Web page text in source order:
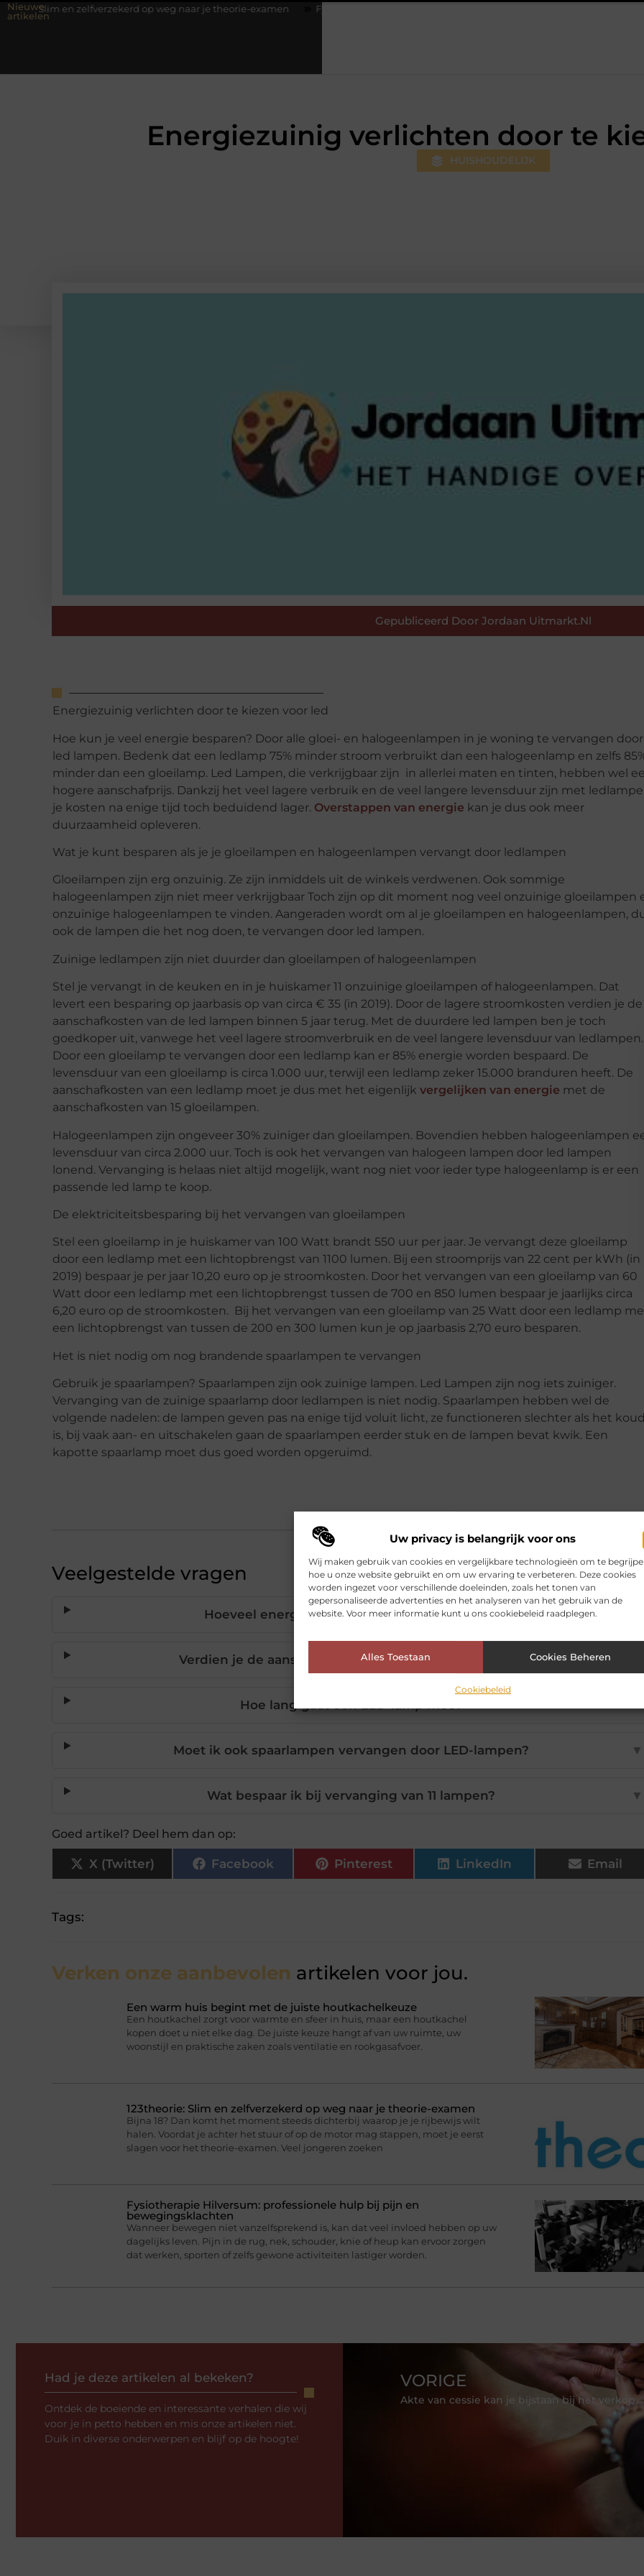
Uw privacy is belangrijk voor ons
Wij maken gebruik van cookies en vergelijkbare technologieën om te
hoe u onze website gebruikt en om uw ervaring te verbeteren. Deze cookies
worden ingezet voor verschillende doeleinden, zoals het tonen van
gepersonaliseerde advertenties en het analyseren van het gebruik van de
website. Voor meer informatie kunt u ons cookiebeleid raadplegen.
Alles Toestaan Cookies Beheren
Cookiebeleid
Nieuwe
artikelen
zelfverzekerd op weg naar je theorie-examen Fysiotherapie Hilversum: professionele hulp bij pijn en bewegingsklachten
Energiezuinig verlichten door te
HUISHOUDELIJK
Gepubliceerd Door Jordaan Uitmarkt.nl
Energiezuinig verlichten door te kiezen voor led
Hoe kun je veel energie besparen? Door alle gloei- en halogeenlampen in je woning te vervangen door
led lampen. Bedenk dat een ledlamp 75% minder stroom verbruikt dan een halogeenlamp en zelfs
minder dan een gloeilamp. Led Lampen, die verkrijgbaar zijn in allerlei maten en tinten, hebben wel
hogere aanschafprijs. Dankzij het veel lagere verbruik en de veel langere levensduur zijn met
je kosten na enige tijd toch beduidend lager. Overstappen van energie kan je dus ook meer
duurzaamheid opleveren.
Wat je kunt besparen als je je gloeilampen en halogeenlampen vervangt door ledlampen
Gloeilampen zijn erg onzuinig. Ze zijn inmiddels uit de winkels verdwenen. Ook sommige
halogeenlampen zijn niet meer verkrijgbaar Toch zijn op dit moment nog veel onzuinige gloeilampen
onzuinige halogeenlampen te vinden. Aangeraden wordt om al je gloeilampen en halogeenlampen,
ook de lampen die het nog doen, te vervangen door led lampen.
Zuinige ledlampen zijn niet duurder dan gloeilampen of halogeenlampen
Stel je vervangt in de keuken en in je huiskamer 11 onzuinige gloeilampen of halogeenlampen. Dat
levert een besparing op jaarbasis op van circa € 35 (in 2019). Door de lagere stroomkosten verdien je de
aanschafkosten van de led lampen binnen 5 jaar terug. Met de duurdere led lampen ben je toch
goedkoper uit, vanwege het veel lagere stroomverbruik en de veel langere levensduur van ledlampen.
Door een gloeilamp te vervangen door een ledlamp kan er 85% energie worden bespaard. De
levensduur van een gloeilamp is circa 1.000 uur, terwijl een ledlamp zeker 15.000 branduren heeft. De
aanschafkosten van een ledlamp moet je dus met het eigenlijk vergelijken van energie met de
aanschafkosten van 15 gloeilampen.
Halogeenlampen zijn ongeveer 30% zuiniger dan gloeilampen. Bovendien hebben halogeenlampen
levensduur van circa 2.000 uur. Toch is ook het vervangen van halogeen lampen door led lampen
lonend. Vervanging is helaas niet altijd mogelijk, want nog niet voor ieder type halogeenlamp is er een
passende led lamp te koop.
De elektriciteitsbesparing bij het vervangen van gloeilampen
Stel een gloeilamp in je huiskamer van 100 Watt brandt 550 uur per jaar. Je vervangt deze gloeilamp
door een ledlamp met een lichtopbrengst van 1100 lumen. Bij een stroomprijs van 22 cent per kWh (in
2019) bespaar je per jaar 10,20 euro op je stroomkosten. Door het vervangen van een gloeilamp van 60
Watt door een ledlamp met een lichtopbrengst tussen de 700 en 850 lumen bespaar je jaarlijks circa
6,20 euro op de stroomkosten. Bij het vervangen van een gloeilamp van 25 Watt door een ledlamp
een lichtopbrengst van tussen de 200 en 300 lumen kun je op jaarbasis 2,70 euro besparen.
Het is niet nodig om nog brandende spaarlampen te vervangen
Gebruik je spaarlampen? Spaarlampen zijn ook zuinige lampen. Led Lampen zijn nog iets zuiniger.
Vervanging van de zuinige spaarlamp door ledlampen is niet nodig. Spaarlampen hebben wel de
volgende nadelen: de lampen geven pas na enige tijd voluit licht, ze functioneren slechter als het koud
is, bij vaak aan- en uitschakelen gaan de spaarlampen eerder stuk en de lampen bevat kwik. Een
kapotte spaarlamp moet dus goed worden opgeruimd.
Veelgestelde vragen
Hoeveel energie bespaar je met LED-lampen?
Verdien je de aanschafkosten van LED-lampen terug?
Hoe lang gaat een LED-lamp mee? ▼
Moet ik ook spaarlampen vervangen door LED-lampen? ▼
Wat bespaar ik bij vervanging van 11 lampen? ▼
Goed artikel? Deel hem dan op:
X (Twitter) Facebook Pinterest LinkedIn Email
Tags:
Verken onze aanbevolen artikelen voor jou.
Een warm huis begint met de juiste houtkachelkeuze
Een houtkachel zorgt voor warmte en sfeer in huis, maar een houtkachel
kopen doet u niet elke dag. De juiste keuze hangt af van uw ruimte, uw
woonstijl en praktische zaken zoals ventilatie en rookgasafvoer.
123theorie: Slim en zelfverzekerd op weg naar je theorie-examen
Bijna 18? Dan komt het moment steeds dichterbij waarop je je rijbewijs wilt
halen. Voordat je achter het stuur of op de motor mag stappen, moet je eerst
slagen voor het theorie-examen. Veel jongeren zoeken
Fysiotherapie Hilversum: professionele hulp bij pijn en
bewegingsklachten
Wanneer bewegen niet vanzelfsprekend is, kan dat veel invloed hebben op uw
dagelijks leven. Pijn in de rug, nek, schouder, knie of heup kan ervoor zorgen
dat werken, sporten of zelfs gewone activiteiten lastiger worden.
Had je deze artikelen al bekeken?
Ontdek de boeiende en interessante verhalen die wij
voor je in petto hebben en mis onze artikelen niet.
Duik in diverse onderwerpen en blijf op de hoogte!
VORIGE
Akte van cessie kan je bijstaan bij het verkopen van verschillende vorderingen